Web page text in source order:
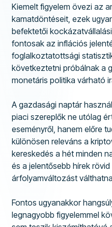
Kiemelt figyelem övezi az
kamatdöntéseit, ezek
befektetői
fontosak az inflációs
foglalkoztatottsági
következtetni próbálnak a
monetáris politika várható
A gazdasági naptár
piaci szereplők ne utólag
eseményről, hanem előre
különösen releváns a
kereskedés a hét minden
és a jelentősebb hírek
árfolyamváltozást
Fontos ugyanakkor
legnagyobb figyelemmel